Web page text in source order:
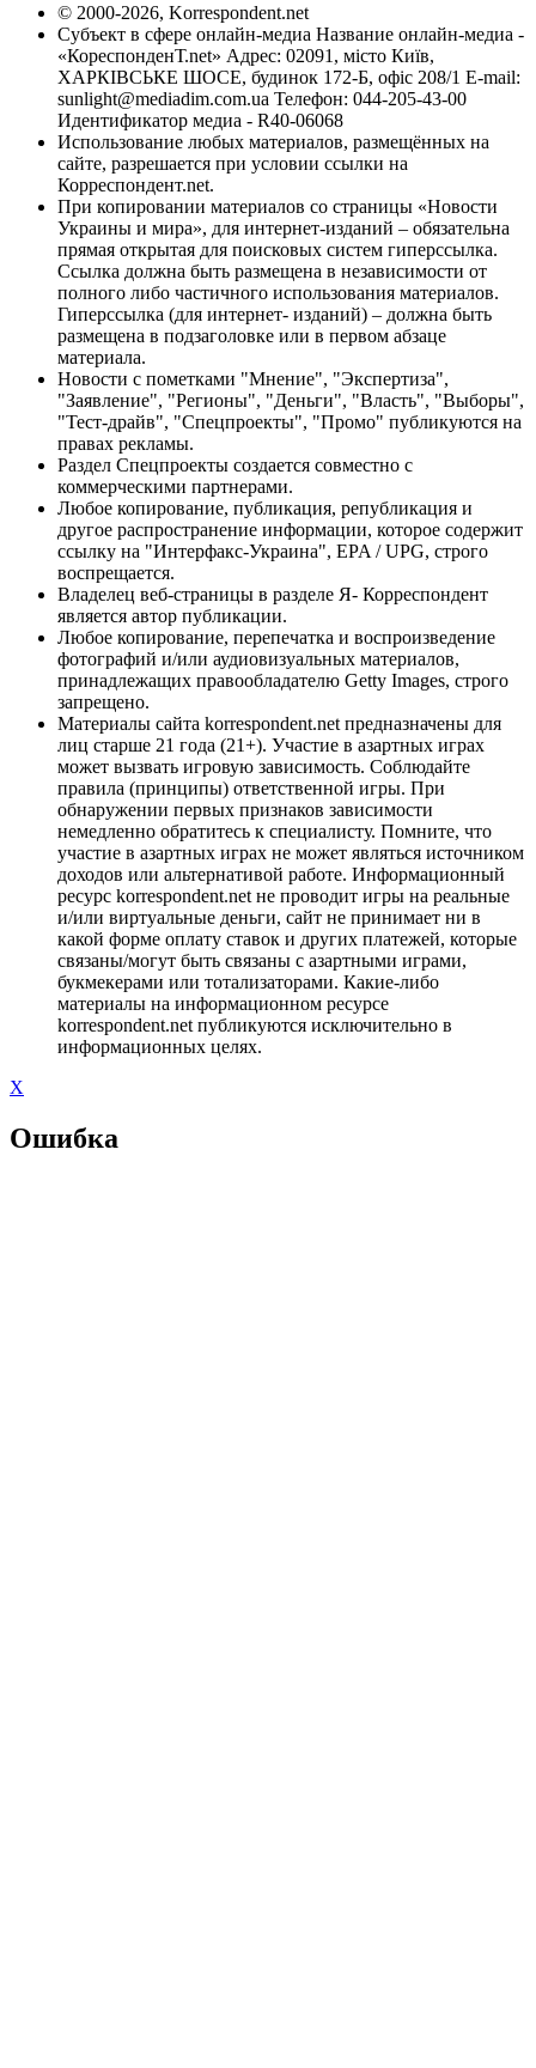
© 2000-2026, Korrespondent.net
Субъект в сфере онлайн-медиа Название онлайн-медиа -
«КореспонденТ.net» Адрес: 02091, місто Київ,
ХАРКІВСЬКЕ ШОСЕ, будинок 172-Б, офіс 208/1 E-mail:
sunlight@mediadim.com.ua Телефон: 044-205-43-00
Идентификатор медиа - R40-06068
Использование любых материалов, размещённых на
сайте, разрешается при условии ссылки на
Корреспондент.net.
При копировании материалов со страницы «Новости
Украины и мира», для интернет-изданий – обязательна
прямая открытая для поисковых систем гиперссылка.
Ссылка должна быть размещена в независимости от
полного либо частичного использования материалов.
Гиперссылка (для интернет- изданий) – должна быть
размещена в подзаголовке или в первом абзаце
материала.
Новости с пометками "Мнение", "Экспертиза",
"Заявление", "Регионы", "Деньги", "Власть", "Выборы",
"Тест-драйв", "Спецпроекты", "Промо" публикуются на
правах рекламы.
Раздел Спецпроекты создается совместно с
коммерческими партнерами.
Любое копирование, публикация, републикация и
другое распространение информации, которое содержит
ссылку на "Интерфакс-Украина", EPA / UPG, строго
воспрещается.
Владелец веб-страницы в разделе Я- Корреспондент
является автор публикации.
Любое копирование, перепечатка и воспроизведение
фотографий и/или аудиовизуальных материалов,
принадлежащих правообладателю Getty Images, строго
запрещено.
Материалы сайта korrespondent.net предназначены для
лиц старше 21 года (21+). Участие в азартных играх
может вызвать игровую зависимость. Соблюдайте
правила (принципы) ответственной игры. При
обнаружении первых признаков зависимости
немедленно обратитесь к специалисту. Помните, что
участие в азартных играх не может являться источником
доходов или альтернативой работе. Информационный
ресурс korrespondent.net не проводит игры на реальные
и/или виртуальные деньги, сайт не принимает ни в
какой форме оплату ставок и других платежей, которые
связаны/могут быть связаны с азартными играми,
букмекерами или тотализаторами. Какие-либо
материалы на информационном ресурсе
korrespondent.net публикуются исключительно в
информационных целях.
X
Ошибка